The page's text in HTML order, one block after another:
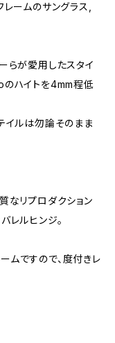
ームのサングラス,
らが愛用したスタイ
ハイトを4mm程低
イルは勿論そのまま
なリプロダクション
レルヒンジ。
ムですので、度付きレ